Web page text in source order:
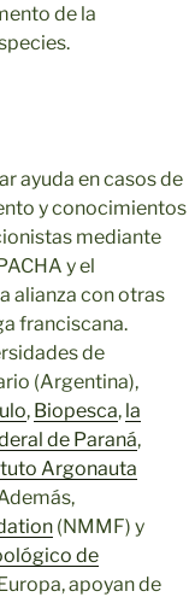
de la
ayuda en casos de
y conocimientos
mediante
y el
alianza con otras
franciscana.
de
(Argentina),
, Biopesca, la
de Paraná,
Argonauta
(NMMF) y
de
apoyan de